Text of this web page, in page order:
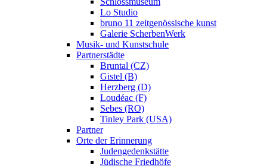
Lo Studio
bruno 11 zeitgenössische kunst
Galerie ScherbenWerk
Musik- und Kunstschule
Partnerstädte
Bruntal (CZ)
Gistel (B)
Herzberg (D)
Loudéac (F)
Sebes (RO)
Tinley Park (USA)
Partner
Orte der Erinnerung
Judengedenkstätte
Jüdische Friedhöfe